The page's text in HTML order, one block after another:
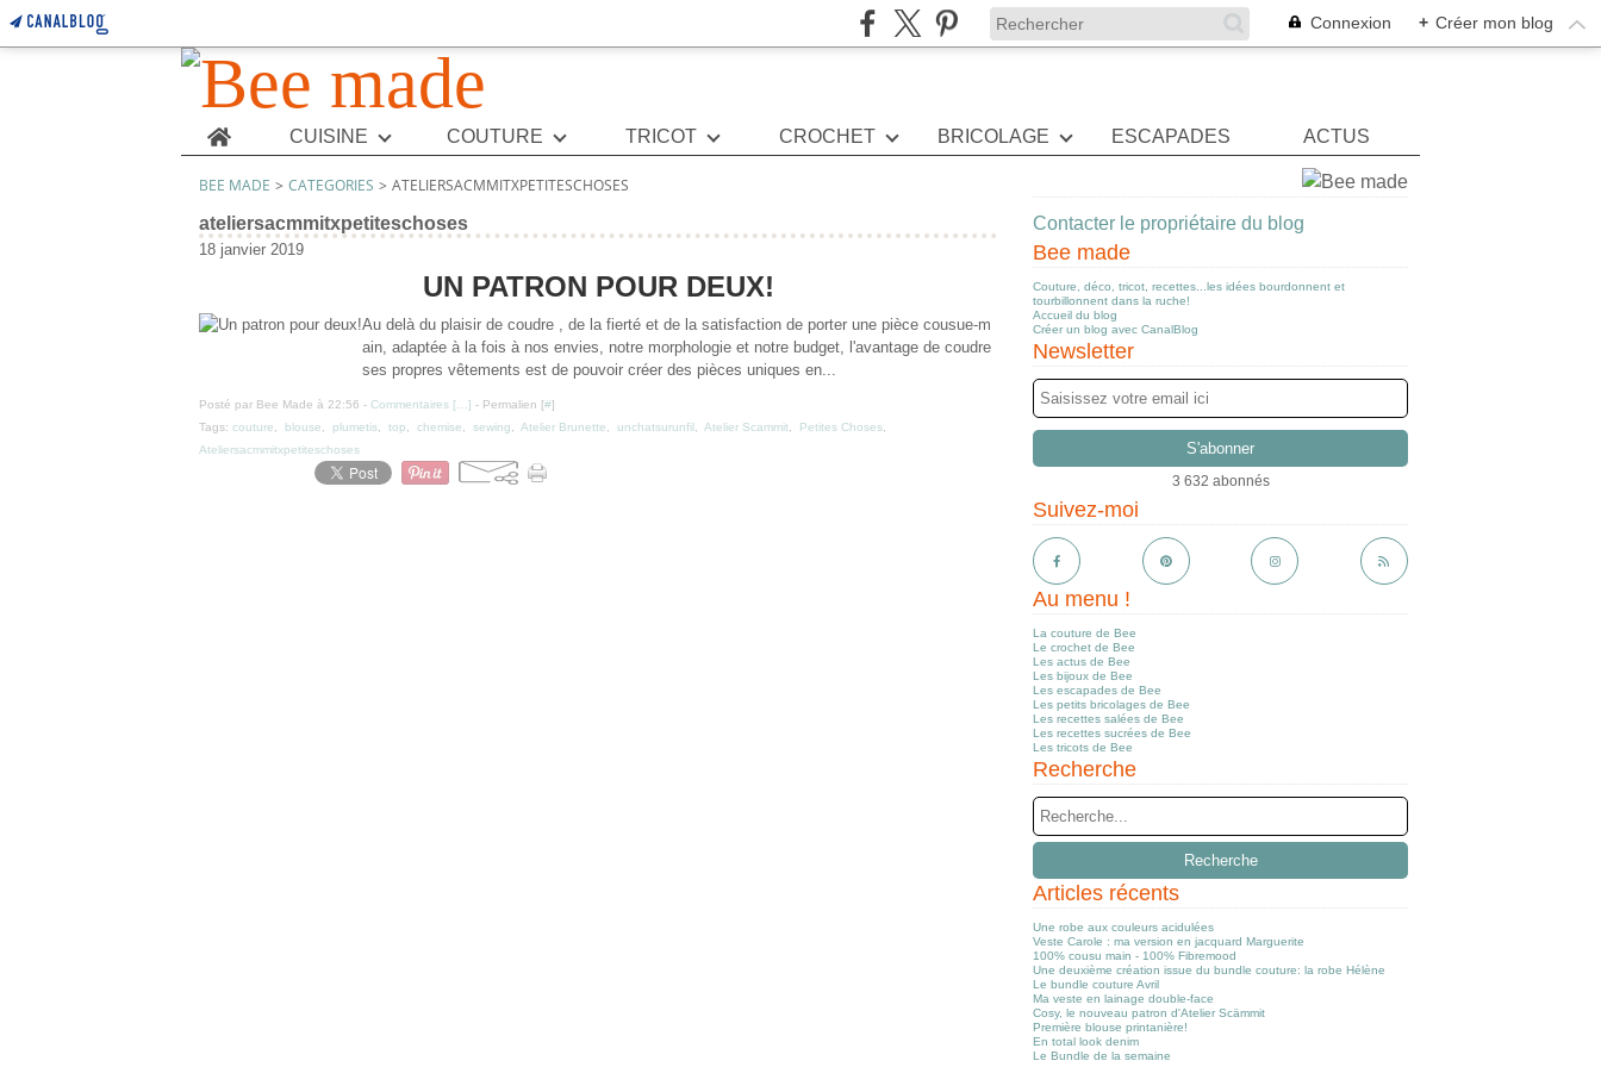
Connexion + Créer mon blog
Home CUISINE COUTURE TRICOT CROCHET BRICOLAGE ESCAPADES ACTUS
BEE MADE > CATEGORIES > ATELIERSACMMITXPETITESCHOSES
ateliersacmmitxpetiteschoses
18 janvier 2019
UN PATRON POUR DEUX!
Au delà du plaisir de coudre , de la fierté et de la satisfaction de porter une pièce cousue-m
ain, adaptée à la fois à nos envies, notre morphologie et notre budget, l'avantage de coudre
ses propres vêtements est de pouvoir créer des pièces uniques en...
Posté par Bee Made à 22:56 - Commentaires [ ] - Permalien [#]
Tags: couture blouse plumetis top chemise sewing Atelier Brunette unchatsurunfil Atelier Scammit Petites Choses
Ateliersacmmitxpetiteschoses
Contacter le propriétaire du blog
Bee made
Couture, déco, tricot, recettes...les idées bourdonnent et
tourbillonnent dans la ruche!
Accueil du blog
Créer un blog avec CanalBlog
Newsletter
3 632 abonnés
Suivez-moi
Au menu !
La couture de Bee
Le crochet de Bee
Les actus de Bee
Les bijoux de Bee
Les escapades de Bee
Les petits bricolages de Bee
Les recettes salées de Bee
Les recettes sucrées de Bee
Les tricots de Bee
Recherche
Articles récents
Une robe aux couleurs acidulées
Veste Carole : ma version en jacquard Marguerite
100% cousu main - 100% Fibremood
Une deuxième création issue du bundle couture: la robe Hélène
Le bundle couture Avril
Ma veste en lainage double-face
Cosy, le nouveau patron d'Atelier Scämmit
Première blouse printanière!
En total look denim
Le Bundle de la semaine